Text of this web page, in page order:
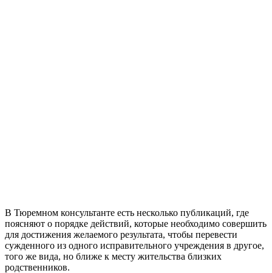
В Тюремном консультанте есть несколько публикаций, где
поясняют о порядке действий, которые необходимо совершить
для достижения желаемого результата, чтобы перевести
сужденного из одного исправительного учреждения в другое,
того же вида, но ближе к месту жительства близких
родственников.